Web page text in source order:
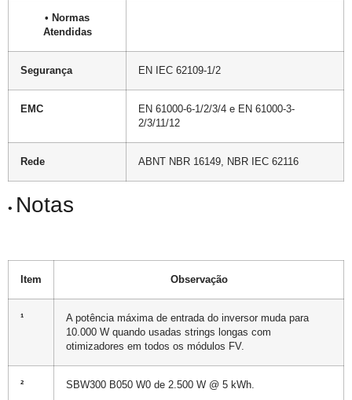
• Normas
Atendidas
Segurança EN IEC 62109-1/2
EMC
EN 61000-6-1/2/3/4 e EN 61000-3-
2/3/11/12
Rede ABNT NBR 16149, NBR IEC 62116
• Notas
Item Observação
¹
A potência máxima de entrada do inversor muda para
10.000 W quando usadas strings longas com
otimizadores em todos os módulos FV.
² SBW300 B050 W0 de 2.500 W @ 5 kWh.